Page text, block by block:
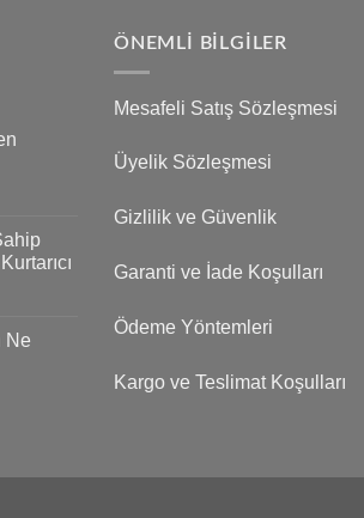
Ne
ÖNEMLI BILGILER
Mesafeli Satış Sözleşmesi
Üyelik Sözleşmesi
Gizlilik ve Güvenlik
Garanti ve İade Koşulları
Ödeme Yöntemleri
Kargo ve Teslimat Koşulları